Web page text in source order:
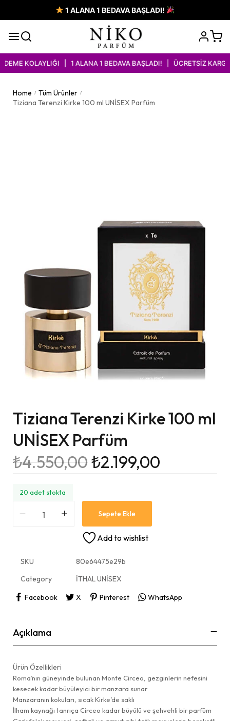
1 ALANA 1 BEDAVA BAŞLADI!
KOLAYLIĞI | 1 ALANA 1 BEDAVA BAŞLADI! | ÜCRETSİZ KARGO
Home / Tüm Ürünler /
Tiziana Terenzi Kirke 100 ml UNİSEX Parfüm
Tiziana Terenzi Kirke 100 ml
UNİSEX Parfüm
₺4.550,00₺2.199,00
20 adet stokta
Sepete Ekle
Add to wishlist
SKU
80e64475e29b
Category
İTHAL UNİSEX
Facebook
X Pinterest WhatsApp
Açıklama
Ürün Özellikleri
Roma’nın güneyinde bulunan Monte Circeo, gezginlerin nefesini
kesecek kadar büyüleyici bir manzara sunar
Manzaranın kokuları, sıcak Kirke’de saklı
İlham kaynağı tanrıça Circeo kadar büyülü ve şehvehli bir parfüm